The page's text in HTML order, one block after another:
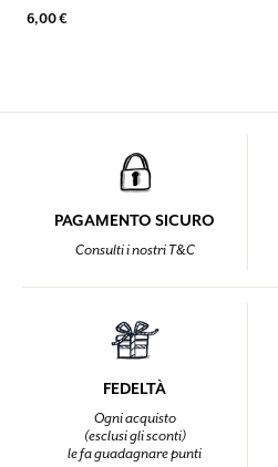
6,00 €
PAGAMENTO SICURO
Consulti i nostri T&C
FEDELTÀ
Ogni acquisto
(esclusi gli sconti)
le fa guadagnare punti